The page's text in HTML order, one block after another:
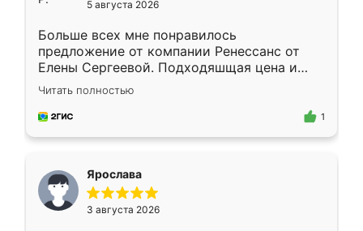
5 августа 2026
Больше всех мне понравилось
предложение от компании Ренессанс от
Елены Сергеевой. Подходяшщая цена и
короткие сроки изготовления. Приехавший
для замера сотрудник Владислав
предложил по моему эскизу самый
Читать полностью
1
Ярослава
3 августа 2026